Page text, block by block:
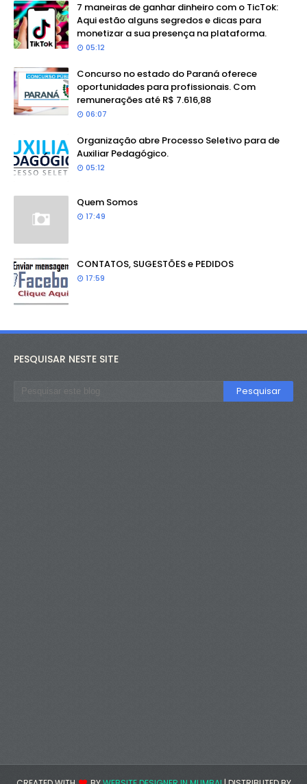
7 maneiras de ganhar dinheiro com o TicTok:
Aqui estão alguns segredos e dicas para
monetizar a sua presença na plataforma.
05:12
Concurso no estado do Paraná oferece
oportunidades para profissionais. Com
remunerações até R$ 7.616,88
06:07
Organização abre Processo Seletivo para de
Auxiliar Pedagógico.
05:12
Quem Somos
17:49
CONTATOS, SUGESTÕES e PEDIDOS
17:59
PESQUISAR NESTE SITE